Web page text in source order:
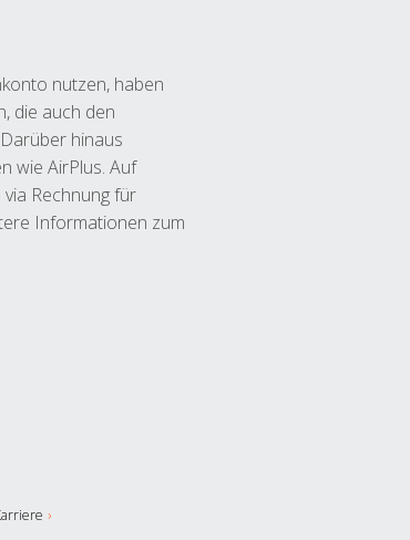
nutzen, haben
die auch den
hinaus
wie AirPlus. Auf
Rechnung für
Informationen zum